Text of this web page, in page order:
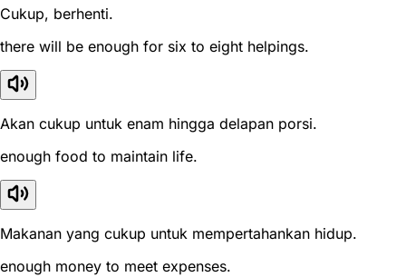
Cukup, berhenti.
there will be enough for six to eight helpings.
Akan cukup untuk enam hingga delapan porsi.
enough food to maintain life.
Makanan yang cukup untuk mempertahankan hidup.
enough money to meet expenses.